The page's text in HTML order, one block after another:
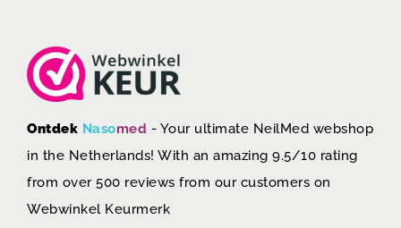
Ontdek Nasomed - Your ultimate NeilMed webshop
in the Netherlands! With an amazing 9.5/10 rating
from over 500 reviews from our customers on
Webwinkel Keurmerk